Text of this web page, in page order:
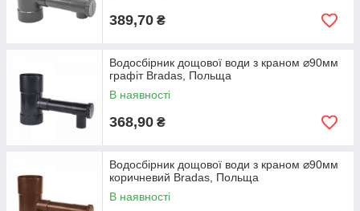
389,70 ₴
Водосбірник дощової води з краном ⌀90мм
графіт Bradas, Польща
В наявності
368,90 ₴
Водосбірник дощової води з краном ⌀90мм
коричневий Bradas, Польща
В наявності